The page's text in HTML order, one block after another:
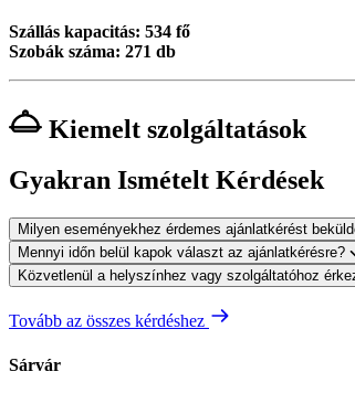
Szállás kapacitás: 534 fő
Szobák száma: 271 db
Kiemelt szolgáltatások
Gyakran Ismételt Kérdések
Milyen eseményekhez érdemes ajánlatkérést
Mennyi időn belül kapok választ az ajánlatkérésre?
Közvetlenül a helyszínhez vagy szolgáltatóhoz
Tovább az összes kérdéshez
Sárvár